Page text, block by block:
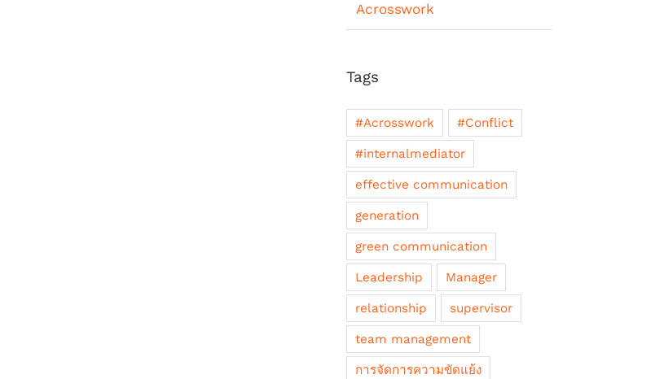
Acrosswork
Tags
#Acrosswork #Conflict
#internalmediator
effective communication
generation
green communication
Leadership Manager
relationship supervisor
team management
การจัดการความขัดแย้ง